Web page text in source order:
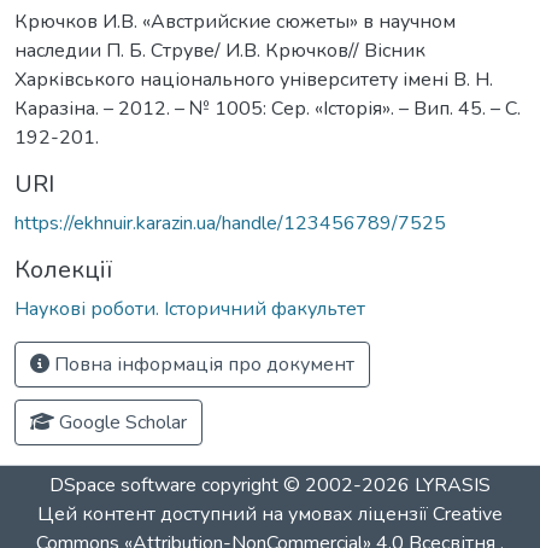
Крючков И.В. «Австрийские сюжеты» в научном
наследии П. Б. Струве/ И.В. Крючков// Вісник
Харківського національного університету імені В. Н.
Каразіна. – 2012. – № 1005: Сер. «Історія». – Вип. 45. – С.
192-201.
URI
https://ekhnuir.karazin.ua/handle/123456789/7525
Колекції
Наукові роботи. Історичний факультет
Повна інформація про документ
Google Scholar
DSpace software copyright © 2002-2026 LYRASIS
Цей контент доступний на умовах ліцензіїCreative